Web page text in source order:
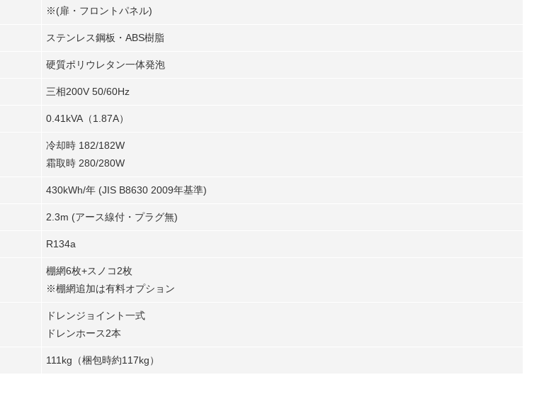
※(扉・フロントパネル)
ステンレス鋼板・ABS樹脂
硬質ポリウレタン一体発泡
三相200V 50/60Hz
0.41kVA（1.87A）
冷却時 182/182W
霜取時 280/280W
430kWh/年 (JIS B8630 2009年基準)
2.3m (アース線付・プラグ無)
R134a
棚網6枚+スノコ2枚
※棚網追加は有料オプション
ドレンジョイント一式
ドレンホース2本
111kg（梱包時約117kg）